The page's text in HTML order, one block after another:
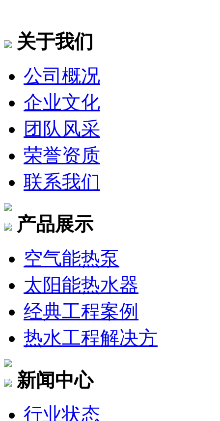
关于我们
公司概况
企业文化
团队风采
荣誉资质
联系我们
产品展示
空气能热泵
太阳能热水器
经典工程案例
热水工程解决方
新闻中心
行业状态